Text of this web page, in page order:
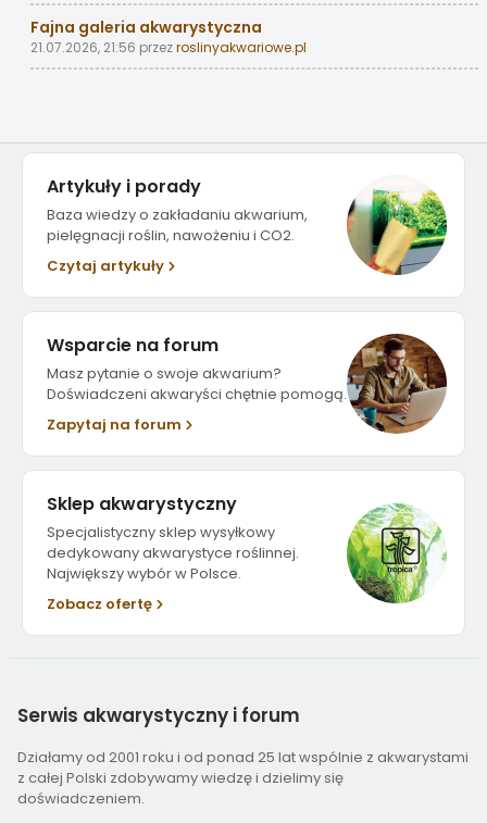
Fajna galeria akwarystyczna
21.07.2026, 21:56 przezroslinyakwariowe.pl
Artykuły i porady
Baza wiedzy o zakładaniu akwarium,
pielęgnacji roślin, nawożeniu i CO2.
Czytaj artykuły
Wsparcie na forum
Masz pytanie o swoje akwarium?
Doświadczeni akwaryści chętnie pomogą.
Zapytaj na forum
Sklep akwarystyczny
Specjalistyczny sklep wysyłkowy
dedykowany akwarystyce roślinnej.
Największy wybór w Polsce.
Zobacz ofertę
Serwis akwarystyczny i forum
Działamy od 2001 roku i od ponad 25 lat wspólnie z akwarystami
z całej Polski zdobywamy wiedzę i dzielimy się
doświadczeniem.